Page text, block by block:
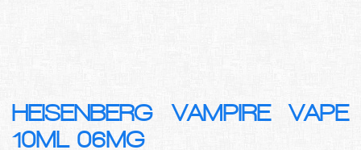
HEISENBERG VAMPIRE VAPE
10ML 06MG